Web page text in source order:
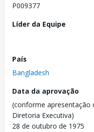
P009377
Líder da Equipe
País
Bangladesh
Data da aprovação
(conforme apresentação
Diretoria Executiva)
28 de outubro de 1975